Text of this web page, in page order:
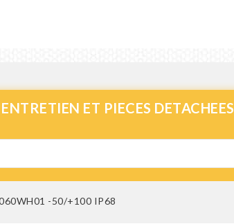
ENTRETIEN ET PIECES DETACHEES
-50/+100 IP68